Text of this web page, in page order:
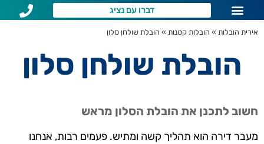
דברו עם נציג
אירית הובלות » הובלות קטנות » הובלת שולחן סלון
הובלת שולחן סלון
חשוב לתכנן את הובלת הסלון מראש
מעבר דירה הוא תהליך קשה ומתיש. פעמים רבות, אנחנו